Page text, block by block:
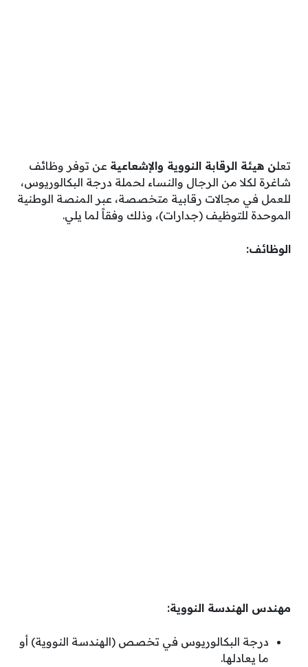
تعلن هيئة الرقابة النووية والإشعاعية عن توفر وظائف
شاغرة لكلا من الرجال والنساء لحملة درجة البكالوريوس،
للعمل في مجالات رقابية متخصصة، عبر المنصة الوطنية
الموحدة للتوظيف (جدارات)، وذلك وفقاً لما يلي.
الوظائف:
مهندس الهندسة النووية:
درجة البكالوريوس في تخصص (الهندسة النووية) أو
ما يعادلها.